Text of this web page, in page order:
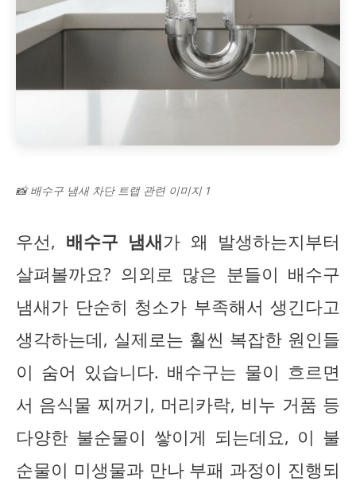
📸 배수구 냄새 차단 트랩 관련 이미지 1
우선, 배수구 냄새가 왜 발생하는지부터
살펴볼까요? 의외로 많은 분들이 배수구
냄새가 단순히 청소가 부족해서 생긴다고
생각하는데, 실제로는 훨씬 복잡한 원인들
이 숨어 있습니다. 배수구는 물이 흐르면
서 음식물 찌꺼기, 머리카락, 비누 거품 등
다양한 불순물이 쌓이게 되는데요, 이 불
순물이 미생물과 만나 부패 과정이 진행되